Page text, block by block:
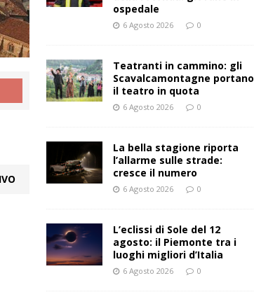
ospedale
6 Agosto 2026 0
Teatranti in cammino: gli
Scavalcamontagne portano
il teatro in quota
6 Agosto 2026 0
La bella stagione riporta
l’allarme sulle strade:
cresce il numero
6 Agosto 2026 0
L’eclissi di Sole del 12
agosto: il Piemonte tra i
luoghi migliori d’Italia
6 Agosto 2026 0